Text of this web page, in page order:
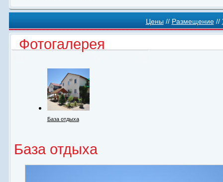
Цены // Размещение//
Фотогалерея
База отдыха
База отдыха